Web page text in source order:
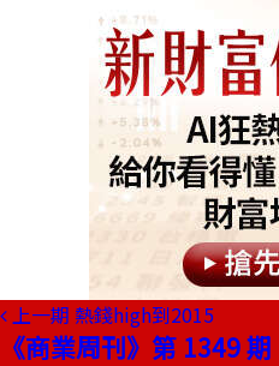
上一期 熱錢high到2015
《商業周刊》第 1349 期